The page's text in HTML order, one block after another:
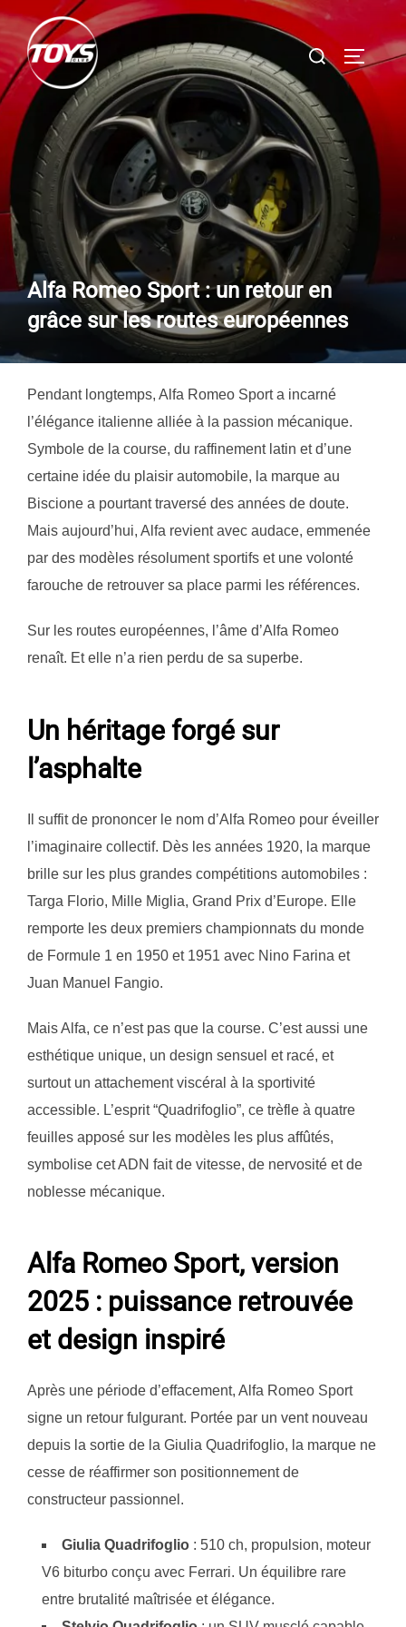
Aller
au
contenu
Rechercher :
Alfa Romeo Sport : un retour en
grâce sur les routes européennes
Pendant longtemps, Alfa Romeo Sport a incarné
l’élégance italienne alliée à la passion mécanique.
Symbole de la course, du raffinement latin et d’une
certaine idée du plaisir automobile, la marque au
Biscione a pourtant traversé des années de doute.
Mais aujourd’hui, Alfa revient avec audace, emmenée
par des modèles résolument sportifs et une volonté
farouche de retrouver sa place parmi les références.
Sur les routes européennes, l’âme d’Alfa Romeo
renaît. Et elle n’a rien perdu de sa superbe.
Un héritage forgé sur
l’asphalte
Il suffit de prononcer le nom d’Alfa Romeo pour éveiller
l’imaginaire collectif. Dès les années 1920, la marque
brille sur les plus grandes compétitions automobiles :
Targa Florio, Mille Miglia, Grand Prix d’Europe. Elle
remporte les deux premiers championnats du monde
de Formule 1 en 1950 et 1951 avec Nino Farina et
Juan Manuel Fangio.
Mais Alfa, ce n’est pas que la course. C’est aussi une
esthétique unique, un design sensuel et racé, et
surtout un attachement viscéral à la sportivité
accessible. L’esprit “Quadrifoglio”, ce trèfle à quatre
feuilles apposé sur les modèles les plus affûtés,
symbolise cet ADN fait de vitesse, de nervosité et de
noblesse mécanique.
Alfa Romeo Sport, version
2025 : puissance retrouvée
et design inspiré
Après une période d’effacement, Alfa Romeo Sport
signe un retour fulgurant. Portée par un vent nouveau
depuis la sortie de la Giulia Quadrifoglio, la marque ne
cesse de réaffirmer son positionnement de
constructeur passionnel.
Giulia Quadrifoglio : 510 ch, propulsion, moteur
V6 biturbo conçu avec Ferrari. Un équilibre rare
entre brutalité maîtrisée et élégance.